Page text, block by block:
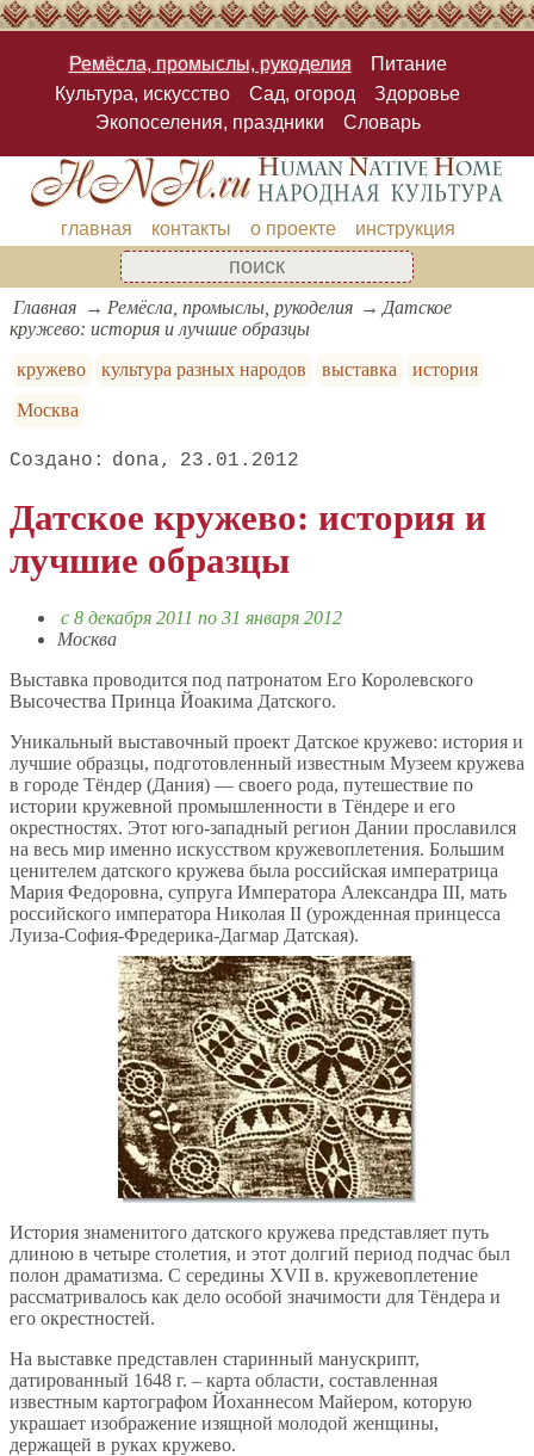
Ремёсла, промыслы, рукоделия
Питание
Культура, искусство
Сад, огород
Здоровье
Экопоселения, праздники
Словарь
главная контакты о проекте инструкция
Главная Ремёсла, промыслы, рукоделия
Датское
кружево: история и лучшие образцы
кружево
культура разных народов выставка
история
Москва
dona 23.01.2012
Датское кружево: история и
лучшие образцы
c 8 декабря 2011 по 31 января 2012
Москва
Выставка проводится под патронатом Его Королевского
Высочества Принца Йоакима Датского.
Уникальный выставочный проект Датское кружево: история и
лучшие образцы, подготовленный известным Музеем кружева
в городе Тёндер (Дания) — своего рода, путешествие по
истории кружевной промышленности в Тёндере и его
окрестностях. Этот юго-западный регион Дании прославился
на весь мир именно искусством кружевоплетения. Большим
ценителем датского кружева была российская императрица
Мария Федоровна, супруга Императора Александра III, мать
российского императора Николая II (урожденная принцесса
Луиза-София-Фредерика-Дагмар Датская).
История знаменитого датского кружева представляет путь
длиною в четыре столетия, и этот долгий период подчас был
полон драматизма. С середины XVII в. кружевоплетение
рассматривалось как дело особой значимости для Тёндера и
его окрестностей.
На выставке представлен старинный манускрипт,
датированный 1648 г. – карта области, составленная
известным картографом Йоханнесом Майером, которую
украшает изображение изящной молодой женщины,
держащей в руках кружево.